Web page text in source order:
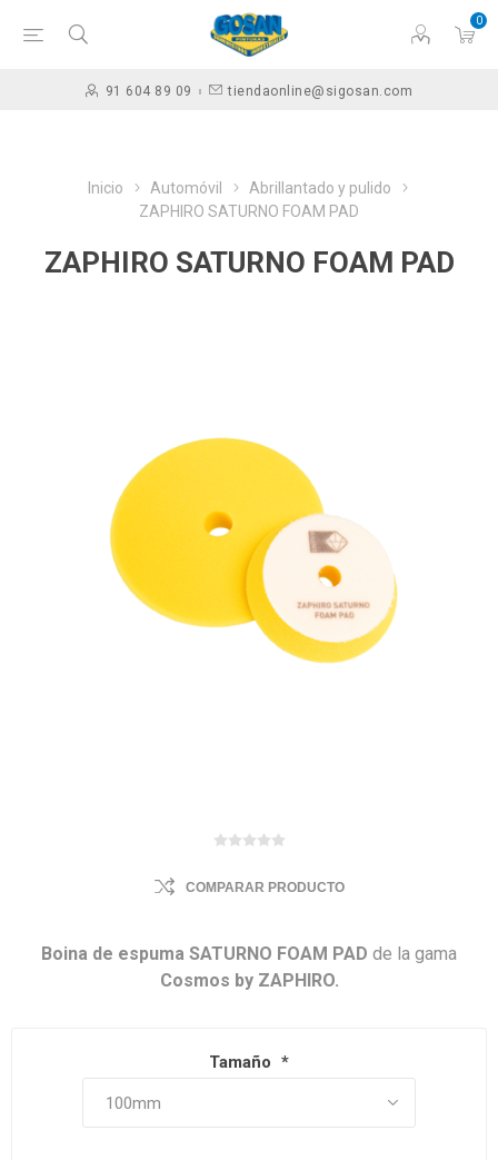
0
91 604 89 09 tiendaonline@sigosan.com
Inicio Automóvil
Abrillantado y pulido
ZAPHIRO SATURNO FOAM PAD
ZAPHIRO SATURNO FOAM PAD
COMPARAR PRODUCTO
Boina de espuma SATURNO FOAM PAD de la gama
Cosmos by ZAPHIRO.
Tamaño *